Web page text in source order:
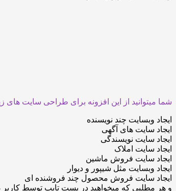
شما میتوانید از این افزونه برای طراحی سایت های
ایجاد وبسایت چند نویسنده
ایجاد سایت های آگهی
ایجاد سایت نویسندگی
ایجاد سایت املاک
ایجاد سایت فروش ماشین
ایجاد وبسایت مثل شیپور و دیوار
ایجاد سایت فروش محصول چند فروشنده ای
و هر مطلبی که میخواهید در پست تایپ توسط کاربر